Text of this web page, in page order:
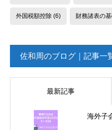
外国税額控除(6) 財務諸表の
佐和周のブログ｜記事一
最新記事
海外子